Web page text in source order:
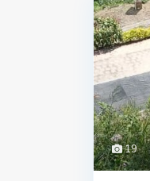
19